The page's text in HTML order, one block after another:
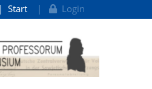
Start Login